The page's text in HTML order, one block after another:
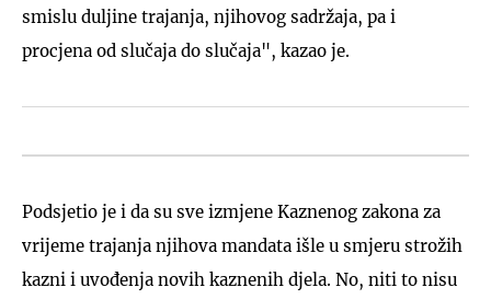
smislu duljine trajanja, njihovog sadržaja, pa i
procjena od slučaja do slučaja", kazao je.
Podsjetio je i da su sve izmjene Kaznenog zakona za
vrijeme trajanja njihova mandata išle u smjeru strožih
kazni i uvođenja novih kaznenih djela. No, niti to nisu